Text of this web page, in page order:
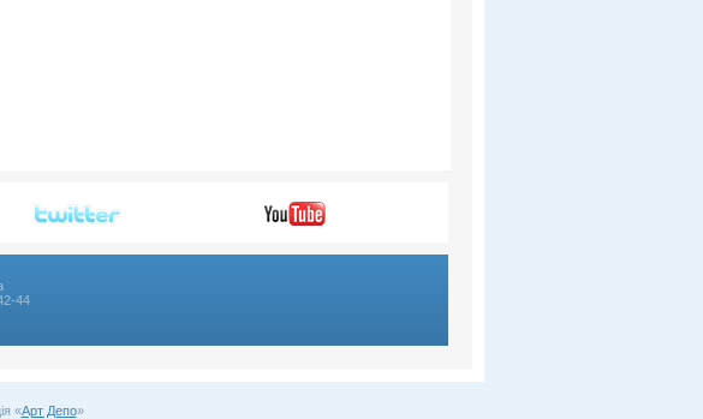
44
«Арт Депо»